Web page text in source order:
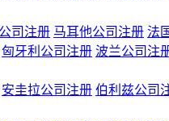
司注册 马耳他公司注册 法
匈牙利公司注册 波兰公司注
安圭拉公司注册 伯利兹公司